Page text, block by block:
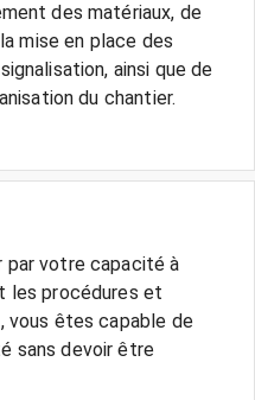
des matériaux, de
mise en place des
ainsi que de
du chantier.
par votre capacité à
les procédures et
vous êtes capable de
sans devoir être